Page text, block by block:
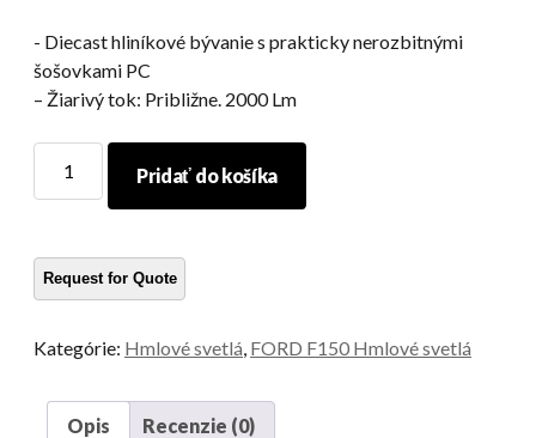
​- Diecast hliníkové bývanie s prakticky nerozbitnými
šošovkami PC
– Žiarivý tok: Približne. 2000 Lm
hmlové
Ford
množstvo
Pridať do košíka
Kategórie: Hmlové svetlá FORD F150 Hmlové svetlá
Opis Recenzie (0)